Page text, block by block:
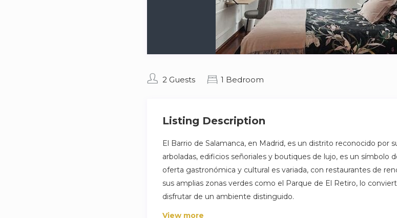
2 Guests 1 Bedroom
Listing Description
El Barrio de Salamanca, en Madrid, es un distrito reconocido por
arboladas, edificios señoriales y boutiques de lujo, es un símbolo
oferta gastronómica y cultural es variada, con restaurantes de
sus amplias zonas verdes como el Parque de El Retiro, lo
disfrutar de un ambiente distinguido.
View more